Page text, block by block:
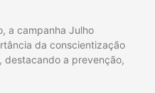
a campanha Julho
da conscientização
destacando a prevenção,